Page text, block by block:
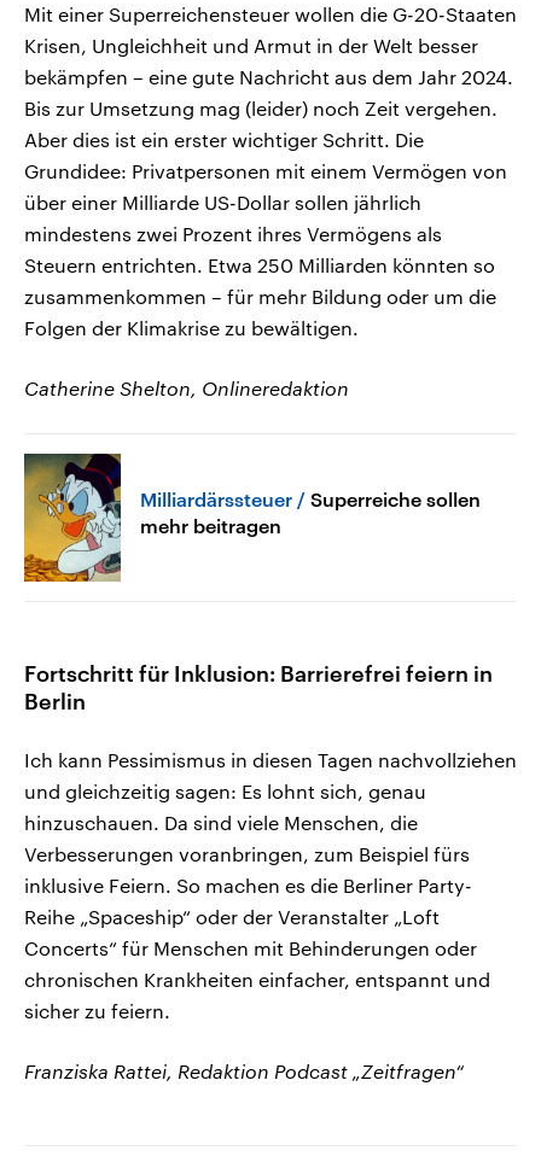
Mit einer Superreichensteuer wollen die G-20-Staaten
Krisen, Ungleichheit und Armut in der Welt besser
bekämpfen – eine gute Nachricht aus dem Jahr 2024.
Bis zur Umsetzung mag (leider) noch Zeit vergehen.
Aber dies ist ein erster wichtiger Schritt. Die
Grundidee: Privatpersonen mit einem Vermögen von
über einer Milliarde US-Dollar sollen jährlich
mindestens zwei Prozent ihres Vermögens als
Steuern entrichten. Etwa 250 Milliarden könnten so
zusammenkommen – für mehr Bildung oder um die
Folgen der Klimakrise zu bewältigen.
Catherine Shelton, Onlineredaktion
Milliardärssteuer
Superreiche sollen
mehr beitragen
Fortschritt für Inklusion: Barrierefrei feiern in
Berlin
Ich kann Pessimismus in diesen Tagen nachvollziehen
und gleichzeitig sagen: Es lohnt sich, genau
hinzuschauen. Da sind viele Menschen, die
Verbesserungen voranbringen, zum Beispiel fürs
inklusive Feiern. So machen es die Berliner Party-
Reihe „Spaceship“ oder der Veranstalter „Loft
Concerts“ für Menschen mit Behinderungen oder
chronischen Krankheiten einfacher, entspannt und
sicher zu feiern.
Franziska Rattei, Redaktion Podcast „Zeitfragen“